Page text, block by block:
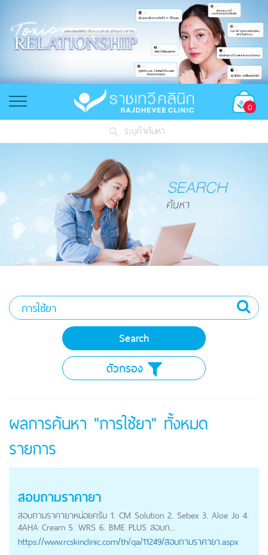
0
ระบุคำค้นหา
ตัวกรอง
ผลการค้นหา "การใช้ยา" ทั้งหมด
รายการ
สอบถามราคายา
สอบถามราคายาหน่อยครับ 1. CM Solution 2. Sebex 3. Aloe Jo 4.
4AHA Cream 5. WRS 6. BME PLUS สอบถ...
https://www.rcskinclinic.com/th/qa/11249/สอบถามราคายา.aspx